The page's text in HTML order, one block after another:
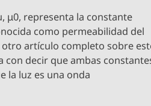
μ0, representa la constante
como permeabilidad del
artículo completo sobre
con decir que ambas
la luz es una onda